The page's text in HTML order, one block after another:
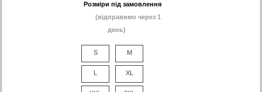
Розміри під замовлення
(відправимо через 1
день)
S M
L XL